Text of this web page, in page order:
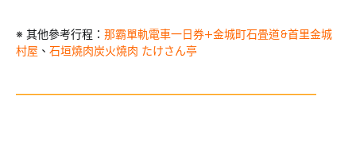
※ 其他參考行程： 那霸單軌電車一日券+金城町石畳道&首里金城
村屋 、 石垣燒肉炭火燒肉 たけさん亭
———————————————————————————